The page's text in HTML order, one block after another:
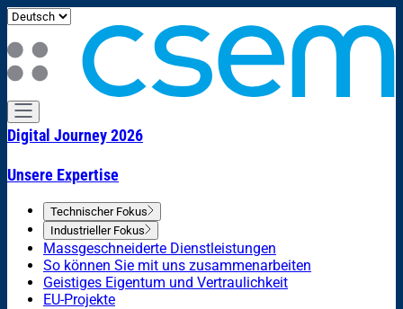
Digital Journey 2026
Unsere Expertise
Technischer Fokus
Industrieller Fokus
Massgeschneiderte Dienstleistungen
So können Sie mit uns zusammenarbeiten
Geistiges Eigentum und Vertraulichkeit
EU-Projekte